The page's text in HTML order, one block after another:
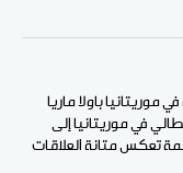
باولا ماريا
في موريتانيا إلى
تعكس متانة العلاقات